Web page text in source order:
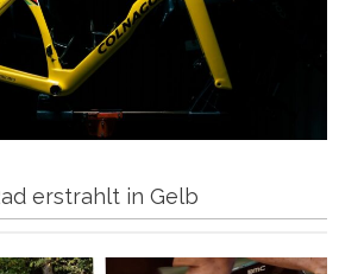
erstrahlt in Gelb